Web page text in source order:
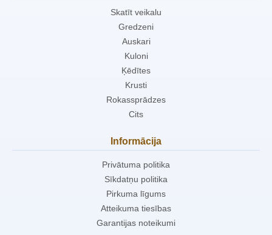
Skatīt veikalu
Gredzeni
Auskari
Kuloni
Ķēdītes
Krusti
Rokassprādzes
Cits
Informācija
Privātuma politika
Sīkdatņu politika
Pirkuma līgums
Atteikuma tiesības
Garantijas noteikumi